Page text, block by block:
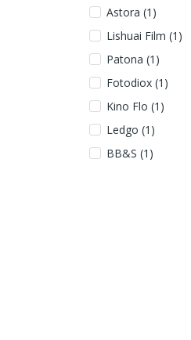
Astora (1)
Lishuai Film (1)
Patona (1)
Fotodiox (1)
Kino Flo (1)
Ledgo (1)
BB&S (1)